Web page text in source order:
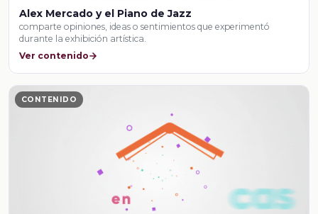
Alex Mercado y el Piano de Jazz
comparte opiniones, ideas o sentimientos que experimentó
durante la exhibición artística.
Ver contenido
CONTENIDO